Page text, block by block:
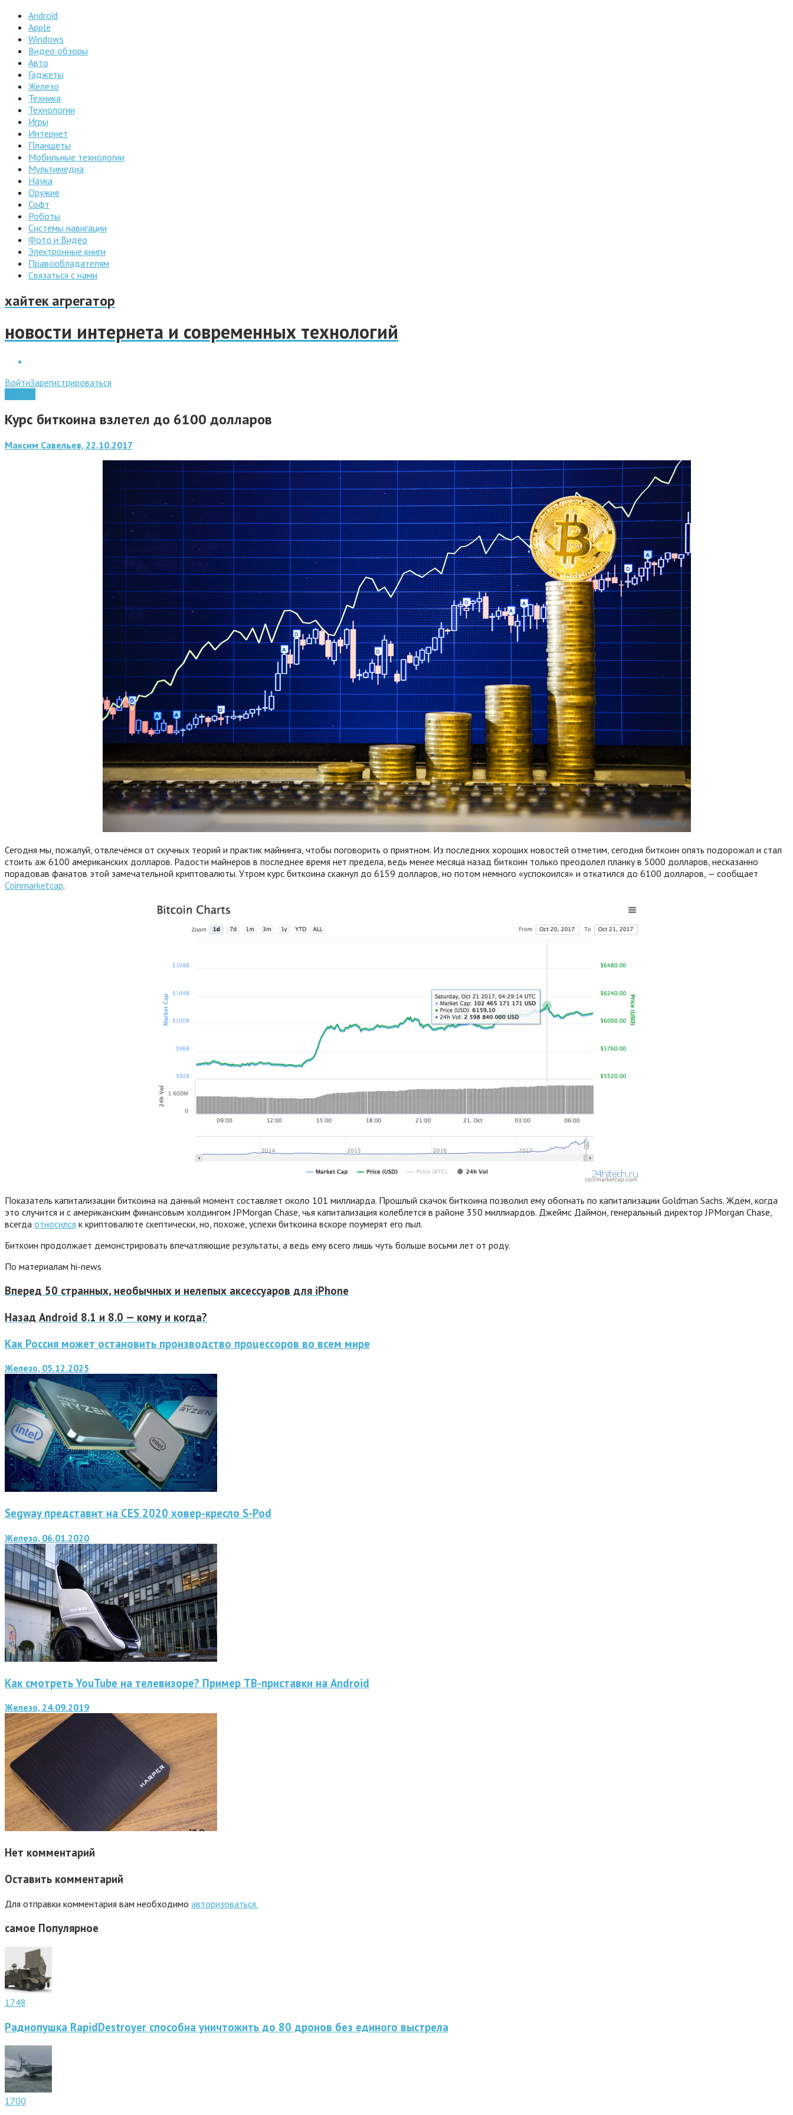
Android
Apple
Windows
Видео обзоры
Авто
Гаджеты
Железо
Техника
Технологии
Игры
Интернет
Планшеты
Мобильные технологии
Мультимедиа
Наука
Оружие
Софт
Роботы
Системы навигации
Фото и Видео
Электронные книги
Правообладателям
Связаться с нами
хайтек агрегатор
новости интернета и современных технологий
ВойтиЗарегистрироваться
Курс биткоина взлетел до 6100 долларов
Максим Савельев, 22.10.2017
Сегодня мы, пожалуй, отвлечёмся от скучных теорий и практик майнинга, чтобы поговорить о приятном. Из последних хороших новостей отметим, сегодня биткоин опять подорожал и стал
стоить аж 6100 американских долларов. Радости майнеров в последнее время нет предела, ведь менее месяца назад биткоин только преодолел планку в 5000 долларов, несказанно
порадовав фанатов этой замечательной криптовалюты. Утром курс биткоина скакнул до 6159 долларов, но потом немного «успокоился» и откатился до 6100 долларов, — сообщает
Coinmarketcap.
Показатель капитализации биткоина на данный момент составляет около 101 миллиарда. Прошлый скачок биткоина позволил ему обогнать по капитализации Goldman Sachs. Ждём, когда
это случится и с американским финансовым холдингом JPMorgan Chase, чья капитализация колеблется в районе 350 миллиардов. Джеймс Даймон, генеральный директор JPMorgan Chase,
всегда относился к криптовалюте скептически, но, похоже, успехи биткоина вскоре поумерят его пыл.
Биткоин продолжает демонстрировать впечатляющие результаты, а ведь ему всего лишь чуть больше восьми лет от роду.
По материалам hi-news
Вперед 50 cтранных, необычных и нелепых аксессуаров для iPhone
Назад Android 8.1 и 8.0 — кому и когда?
Как Россия может остановить производство процессоров во всем мире
Железо, 05.12.2025
Segway представит на CES 2020 ховер-кресло S-Pod
Железо, 06.01.2020
Как смотреть YouTube на телевизоре? Пример ТВ-приставки на Android
Железо, 24.09.2019
Нет комментарий
Оставить комментарий
Для отправки комментария вам необходимо авторизоваться.
самое Популярное
1748
Радиопушка RapidDestroyer способна уничтожить до 80 дронов без единого выстрела
1700